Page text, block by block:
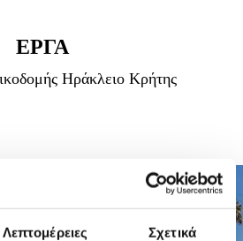
Λεπτομέρειες Σχετικά
ΕΡΓΑ
Ηράκλειο Κρήτης